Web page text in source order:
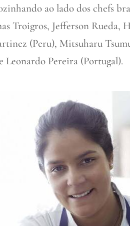
ao lado dos chefs
Troigros, Jefferson Rueda,
(Peru), Mitsuharu
Leonardo Pereira (Portugal).